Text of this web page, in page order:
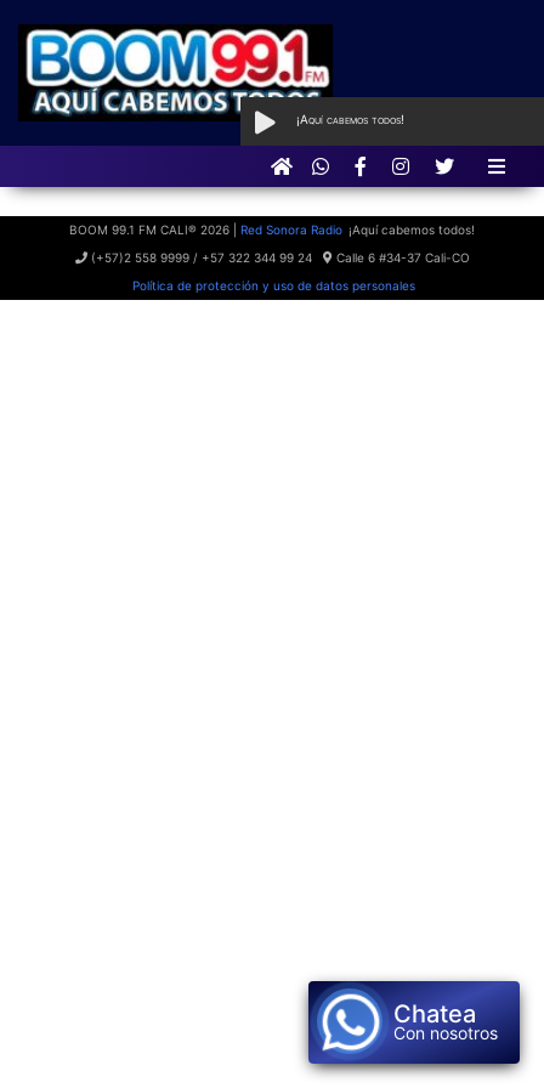
con Qué Programa tan
BOOM
¡Aquí cabemos todos!
Chatea
Con nosotros
BOOM 99.1 FM CALI® 2026 | Red Sonora Radio ¡Aquí cabemos todos!
(+57)2 558 9999 / +57 322 344 99 24
Calle 6 #34-37 Cali-CO
Política de protección y uso de datos personales